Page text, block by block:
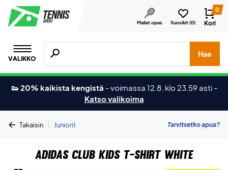
Mailat opas Suosikit (0)
0
Kori
VALIKKO
Hae tuotteita, merkkejä jne.
Hae
👟 20% kaikista kengistä -voimassa 12.8. klo 23.59 asti -
Katso valikoima
Takaisin | Juniorit Tarvitsetko apua?
Adidas Club Kids T-shirt White